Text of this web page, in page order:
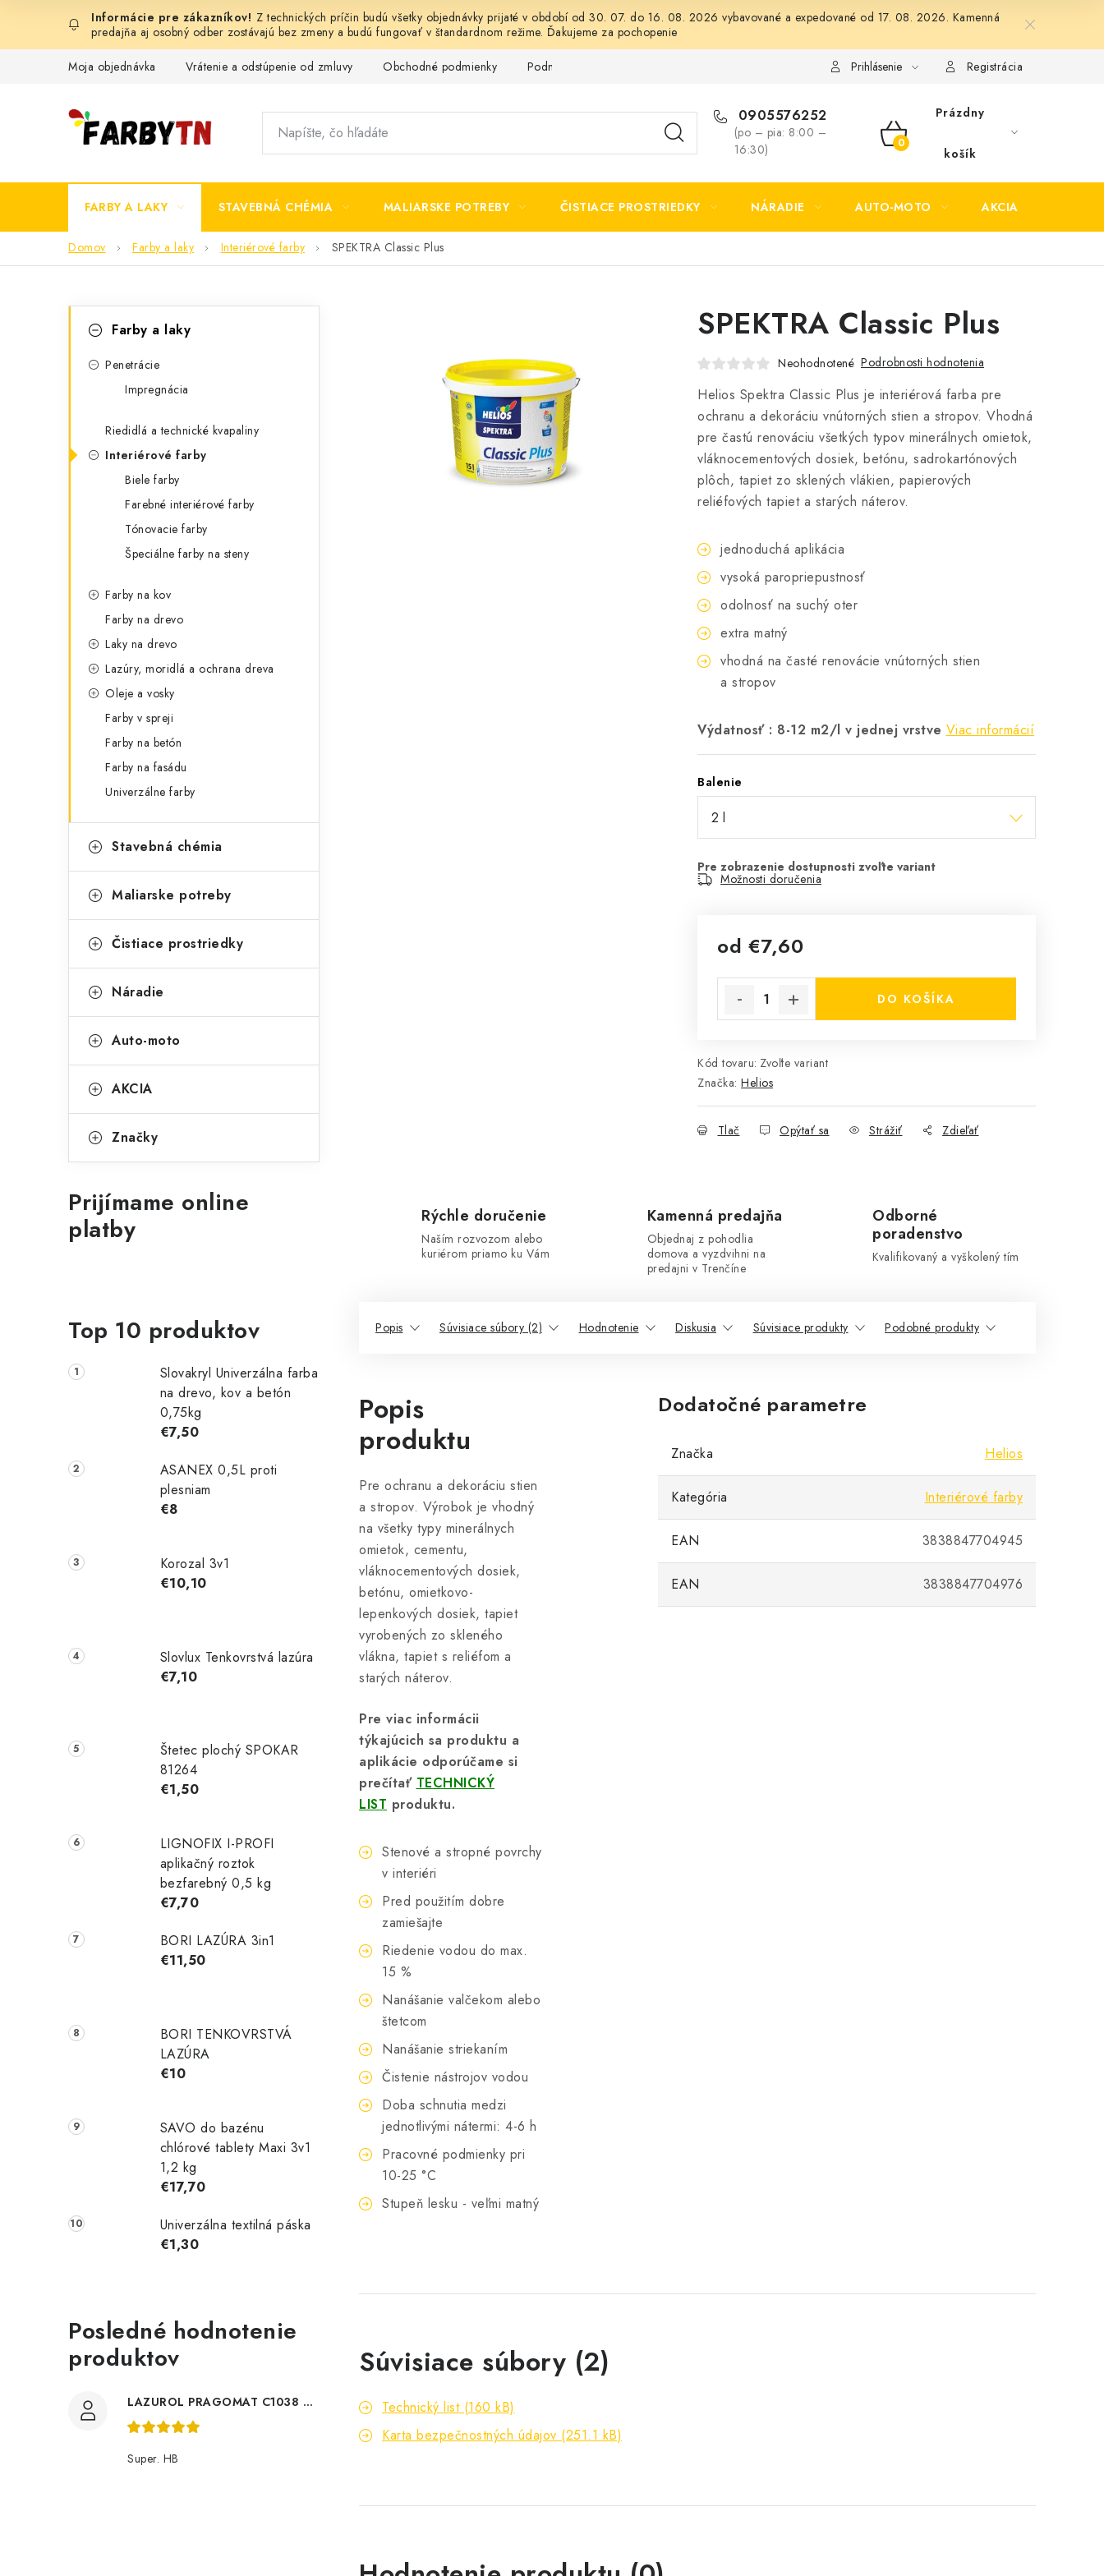
obsah
Z technických príčin budú všetky objednávky prijaté v období od 30. 07. do 16. 08. 2026 vybavované a expedované od 17. 08. 2026. Kamenná
predajňa aj osobný odber zostávajú bez zmeny a budú fungovať v štandardnom režime. Ďakujeme za pochopenie
Moja objednávka Vrátenie a odstúpenie od zmluvy Obchodné podmienky Podmienky ochrany osobných údajov Formulár na odstúpenie od zmluvy Formulár na reklamáciu
Prihlásenie Registrácia
0905576252
(po – pia: 8:00 –
16:30)
NÁKUPNÝ
Prázdny
košík
FARBY A LAKY STAVEBNÁ CHÉMIA MALIARSKE POTREBY ČISTIACE PROSTRIEDKY NÁRADIE AUTO-MOTO AKCIA
Domov Farby a laky Interiérové farby SPEKTRA Classic Plus
ý
kategórie
ó
Farby a laky
Penetrácie
Impregnácia
Riedidlá a technické kvapaliny
Interiérové farby
Biele farby
Farebné interiérové farby
Tónovacie farby
Špeciálne farby na steny
Farby na kov
Farby na drevo
Laky na drevo
Lazúry, moridlá a ochrana dreva
Oleje a vosky
Farby v spreji
Farby na betón
Farby na fasádu
Univerzálne farby
Stavebná chémia
Maliarske potreby
Čistiace prostriedky
Náradie
Auto-moto
AKCIA
Značky
Prijímame online
platby
Top 10 produktov
Slovakryl Univerzálna farba
na drevo, kov a betón
0,75kg
€7,50
ASANEX 0,5L proti
plesniam
€8
Korozal 3v1
€10,10
Slovlux Tenkovrstvá lazúra
€7,10
Štetec plochý SPOKAR
81264
€1,50
LIGNOFIX I-PROFI
aplikačný roztok
bezfarebný 0,5 kg
€7,70
BORI LAZÚRA 3in1
€11,50
BORI TENKOVRSTVÁ
LAZÚRA
€10
SAVO do bazénu
chlórové tablety Maxi 3v1
1,2 kg
€17,70
Univerzálna textilná páska
€1,30
Posledné hodnotenie
produktov
LAZUROL PRAGOMAT C1038 0,75l
Super. HB
SPEKTRA Classic Plus
Neohodnotené Podrobnosti hodnotenia
Helios Spektra Classic Plus je interiérová farba pre
ochranu a dekoráciu vnútorných stien a stropov. Vhodná
pre častú renováciu všetkých typov minerálnych omietok,
vláknocementových dosiek, betónu, sadrokartónových
plôch, tapiet zo sklených vlákien, papierových
reliéfových tapiet a starých náterov.
jednoduchá aplikácia
vysoká paropriepustnosť
odolnosť na suchý oter
extra matný
vhodná na časté renovácie vnútorných stien
a stropov
Výdatnosť : 8-12 m2/l v jednej vrstve Viac informácií
Balenie
Možnosti doručenia
od €7,60
DO KOŠÍKA
Kód tovaru: Zvoľte variant
Značka: Helios
Tlač Opýtať sa Strážiť Zdieľať
Rýchle doručenie
Naším rozvozom alebo
kuriérom priamo ku Vám
Kamenná predajňa
Objednaj z pohodlia
domova a vyzdvihni na
predajni v Trenčíne
Odborné
poradenstvo
Kvalifikovaný a vyškolený tím
Popis Súvisiace súbory (2) Hodnotenie Diskusia Súvisiace produkty Podobné produkty
Popis
produktu
Pre ochranu a dekoráciu stien
a stropov. Výrobok je vhodný
na všetky typy minerálnych
omietok, cementu,
vláknocementových dosiek,
betónu, omietkovo-
lepenkových dosiek, tapiet
vyrobených zo skleného
vlákna, tapiet s reliéfom a
starých náterov.
Pre viac informácii
týkajúcich sa produktu a
aplikácie odporúčame si
prečítať TECHNICKÝ
LIST produktu.
Stenové a stropné povrchy
v interiéri
Pred použitím dobre
zamiešajte
Riedenie vodou do max.
15 %
Nanášanie valčekom alebo
štetcom
Nanášanie striekaním
Čistenie nástrojov vodou
Doba schnutia medzi
jednotlivými nátermi: 4-6 h
Pracovné podmienky pri
10-25 °C
Stupeň lesku - veľmi matný
Dodatočné parametre
Značka Helios
Kategória Interiérové farby
EAN 3838847704945
EAN 3838847704976
Súvisiace súbory (2)
Technický list (160 kB)
Karta bezpečnostných údajov (251.1 kB)